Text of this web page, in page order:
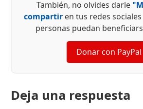
También, no olvides darle
compartir en tus redes
personas puedan
Donar con PayPal
Deja una respuesta